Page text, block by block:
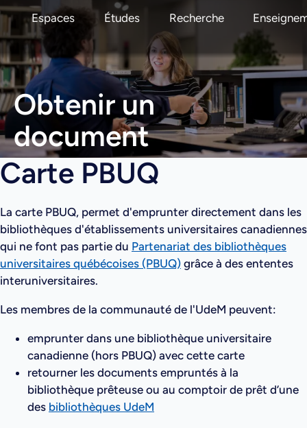
Espaces Études Recherche
Obtenir un
document
Carte PBUQ
La carte PBUQ, permet d'emprunter directement dans les
bibliothèques d'établissements universitaires canadiennes
qui ne font pas partie du Partenariat des bibliothèques
universitaires québécoises (PBUQ) grâce à des ententes
interuniversitaires.
Les membres de la communauté de l'UdeM peuvent:
emprunter dans une bibliothèque universitaire
canadienne (hors PBUQ) avec cette carte
retourner les documents empruntés à la
bibliothèque prêteuse ou au comptoir de prêt d’une
des bibliothèques UdeM